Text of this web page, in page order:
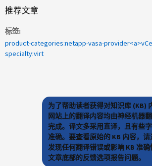
推荐文章
标签
specialty:virt
为了帮助读者获得对知识库 (KB)
网站上的翻译内容均由神经机器
完成。译文多采用直译，且有些
准确。要查看原始的 KB 内容，
发现任何翻译错误或影响 KB 准
文章底部的反馈选项报告问题。